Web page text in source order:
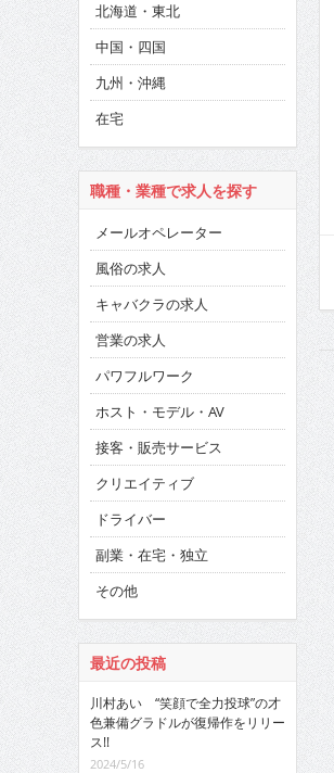
北海道・東北
中国・四国
九州・沖縄
在宅
職種・業種で求人を探す
メールオペレーター
風俗の求人
キャバクラの求人
営業の求人
パワフルワーク
ホスト・モデル・AV
接客・販売サービス
クリエイティブ
ドライバー
副業・在宅・独立
その他
最近の投稿
川村あい “笑顔で全力投球”の才
色兼備グラドルが復帰作をリリー
ス!!
2024/5/16